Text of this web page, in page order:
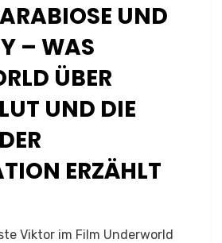
UND
– WAS
ÜBER
UND DIE
ERZÄHLT
Viktor im Film Underworld